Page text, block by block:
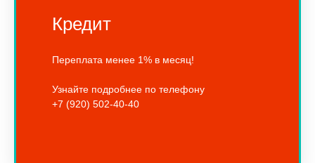
Кредит
Переплата менее 1% в месяц!
Узнайте подробнее по телефону
+7 (920) 502-40-40